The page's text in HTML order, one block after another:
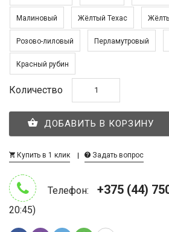
Малиновый Жёлтый Техас
Розово-лиловый Перламутровый
Красный рубин
Количество
ДОБАВИТЬ В КОРЗИНУ
Купить в 1 клик Задать вопрос
Телефон: +375 (44)
20:45)